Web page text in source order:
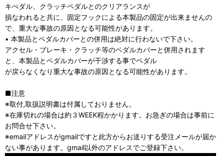
キぺダル、クラッチペダルとのクリアランスが
損なわれると共に、固定フックによる本製品の固定が出来ませんの
で、重大な事故の原因となる可能性があります。
• 本製品とペダルカバーとの併用は絶対に行わないで下さい。
アクセル・ブレーキ・クラッチ等のペダルカバーと併用されます
と、本製品とペダルカバーが干渉する事でペダル
が戻らなくなり重大な事故の原因となる可能性があります。
■注意
※取付,取扱説明書は付属しておりません。
※在庫切れの場合は約３WEEK程かかります。お急ぎの場合は事前に
お問合せ下さい。
※emailアドレスがgmailですと此方からお送りする受注メールが届か
ない事があります。gmail以外のアドレスでご登録下さい。